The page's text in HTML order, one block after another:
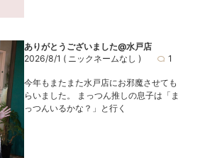
ありがとうございました@水戸店
2026/8/1 ( ニックネームなし ) 1
今年もまたまた水戸店にお邪魔させても
らいました。 まっつん推しの息子は「ま
っつんいるかな？」と行く